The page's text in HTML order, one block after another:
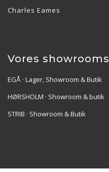
Charles Eames
Vores showrooms
EGÅ · Lager, Showroom & Butik
HØRSHOLM · Showroom & butik
STRIB · Showroom & Butik